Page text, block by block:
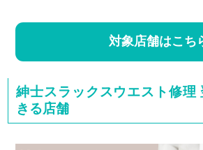
対象店舗はこち
紳士スラックスウエスト修理
きる店舗